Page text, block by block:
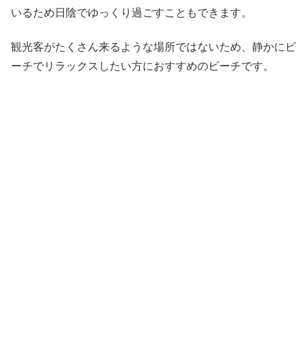
いるため日陰でゆっくり過ごすこともできます。
観光客がたくさん来るような場所ではないため、静かにビ
ーチでリラックスしたい方におすすめのビーチです。